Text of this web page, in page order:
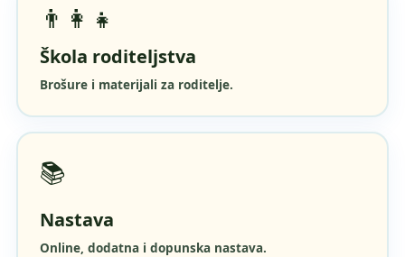
👨‍👩‍👧
Škola roditeljstva
Brošure i materijali za roditelje.
📚
Nastava
Online, dodatna i dopunska nastava.